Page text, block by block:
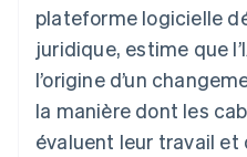
Radar
Prévention de la fraude
Atlas
Constitution de start-up
Élimination du carbone
Écosystème
Stripe App
plateforme logicielle
juridique, estime que
l’origine d’un
la manière dont les
évaluent leur travail et